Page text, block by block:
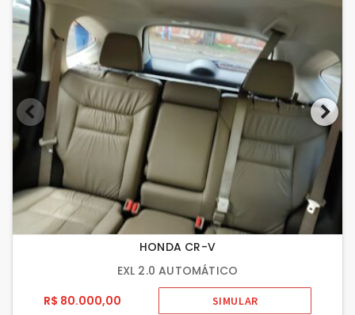
HONDA CR-V
EXL 2.0 AUTOMÁTICO
R$ 80.000,00
SIMULAR